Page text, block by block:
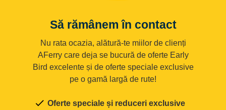
Să rămânem în contact
Nu rata ocazia, alătură-te miilor de clienți
AFerry care deja se bucură de oferte Early
Bird excelente și de oferte speciale exclusive
pe o gamă largă de rute!
Oferte speciale și reduceri exclusive